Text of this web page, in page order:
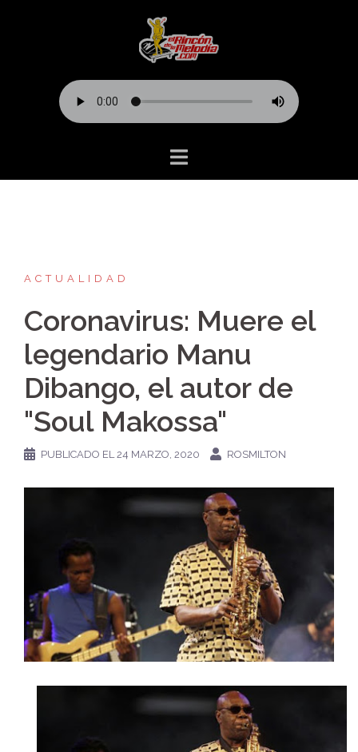
ACTUALIDAD
Coronavirus: Muere el
legendario Manu
Dibango, el autor de
"Soul Makossa"
PUBLICADO EL24 MARZO, 2020 ROSMILTON